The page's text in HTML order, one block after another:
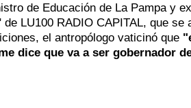
de Educación de La Pampa y
de LU100 RADIO CAPITAL, que
el antropólogo vaticinó que
dice que va a ser gobernador